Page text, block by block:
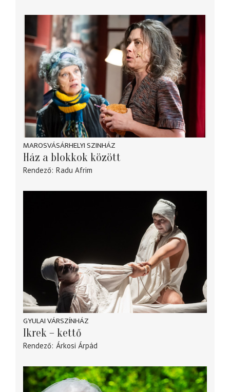
MAROSVÁSÁRHELYI SZINHÁZ
Ház a blokkok között
Rendező Radu Afrim
GYULAI VÁRSZÍNHÁZ
Ikrek – kettő
Rendező Árkosi Árpád